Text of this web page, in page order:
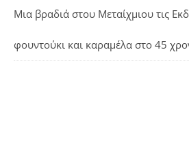
Μια βραδιά στου Μεταίχμιου τις
φουντούκι και καραμέλα στο 45